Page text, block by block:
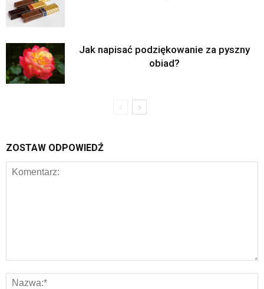
Jak napisać podziękowanie za pyszny
obiad?
ZOSTAW ODPOWIEDŹ